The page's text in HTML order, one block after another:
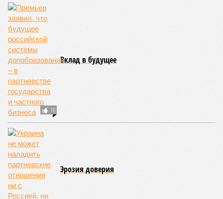
10
Вклад в будущее
Эрозия доверия